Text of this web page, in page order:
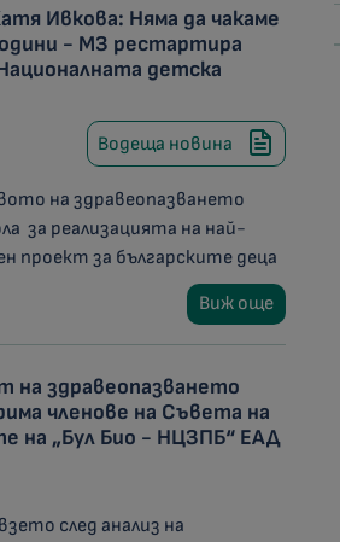
Ивкова: Няма да чакаме
- МЗ рестартира
детска
Водеща новина
на здравеопазването
за реализацията на най-
проект за българските деца
Виж още
на здравеопазването
членове на Съвета на
на „Бул Био - НЦЗПБ“ ЕАД
след анализ на